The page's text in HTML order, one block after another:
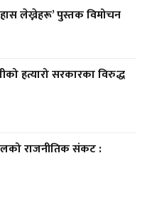
लेख्नेहरू’ पुस्तक विमोचन
हत्यारो सरकारका विरुद्ध
राजनीतिक संकट :